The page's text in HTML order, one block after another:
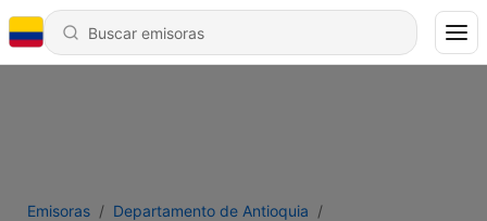
Emisoras
Departamento de Antioquia